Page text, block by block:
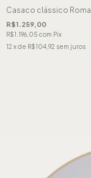
Casaco clássico Roma
R$1.259,00
R$1.196,05 com Pix
12 x de R$104,92 sem juros